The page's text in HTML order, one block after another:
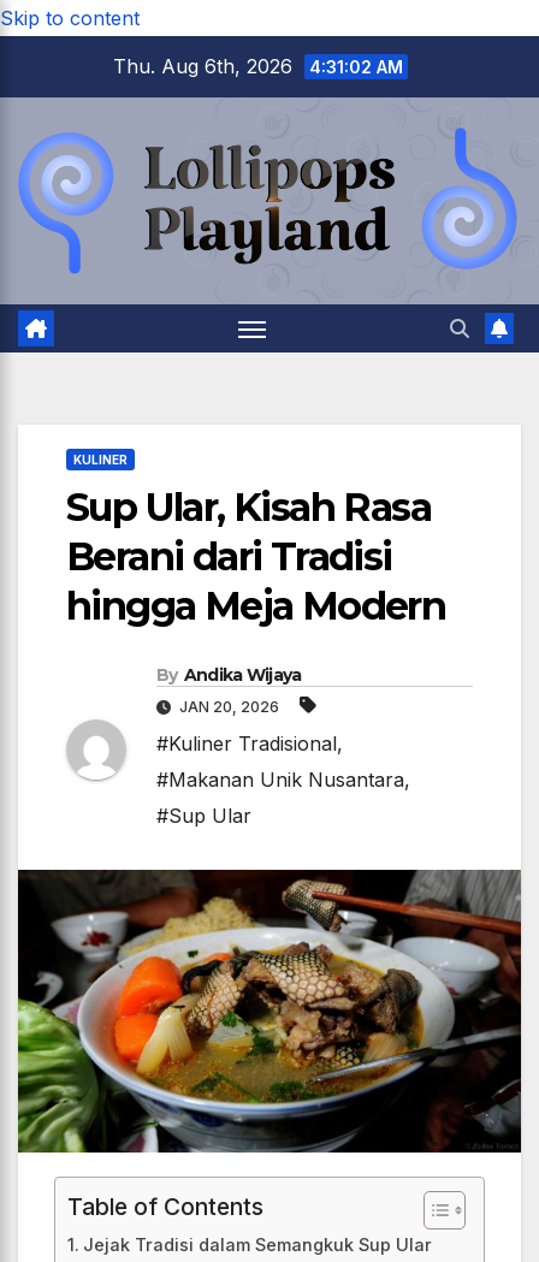
Skip to content
Thu. Aug 6th, 2026
4:31:03 AM
KULINER
Sup Ular, Kisah Rasa
Berani dari Tradisi
hingga Meja Modern
By Andika Wijaya
JAN 20, 2026
#Kuliner Tradisional,
#Makanan Unik Nusantara,
#Sup Ular
Table of Contents
Jejak Tradisi dalam Semangkuk Sup Ular